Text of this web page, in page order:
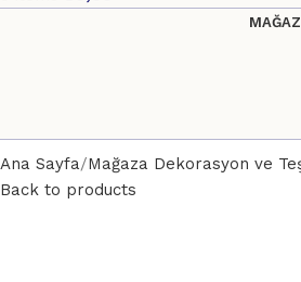
Ana Sayfa Mağaza Dekorasyon ve
Back to products